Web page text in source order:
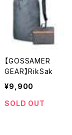
【GOSSAMER
GEAR】RikSak
¥9,900
SOLD OUT